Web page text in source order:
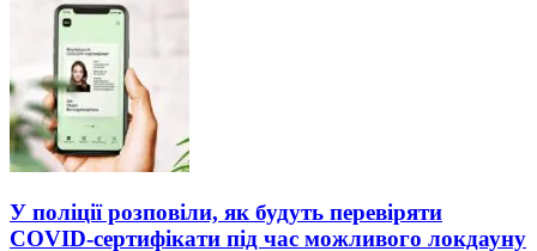
У поліції розповіли, як будуть перевіряти
COVID-сертифікати під час можливого локдауну